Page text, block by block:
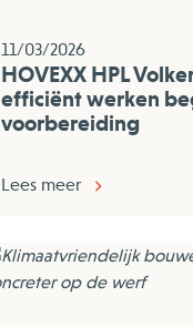
11/03/2026
HOVEXX HPL
efficiënt werken
voorbereiding
Lees meer